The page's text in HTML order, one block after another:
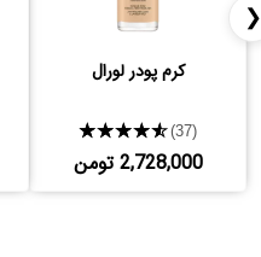
❮
کرم پودر لورال
★★★★★(37)
2,728,000 تومن